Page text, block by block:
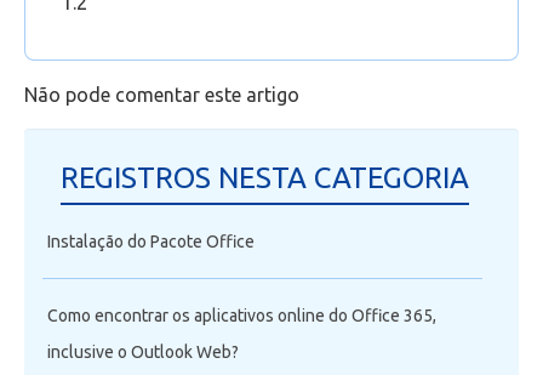
Acessando a equipe da sua aula no Microsoft
Teams através do Portal
Não pode comentar este artigo
REGISTROS NESTA CATEGORIA
Instalação do Pacote Office
Como encontrar os aplicativos online do Office 365,
inclusive o Outlook Web?